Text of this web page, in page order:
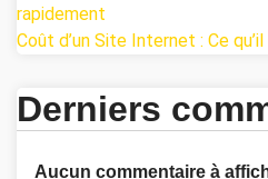
rapidement
Coût d’un Site Internet : Ce
Derniers
Aucun commentaire à